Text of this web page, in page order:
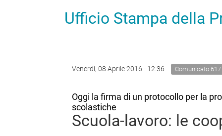
Ufficio Stampa della
Venerdì, 08 Aprile 2016 - 12:36 Comunicato 617
Oggi la firma di un protocollo per la
scolastiche
Scuola-lavoro: le